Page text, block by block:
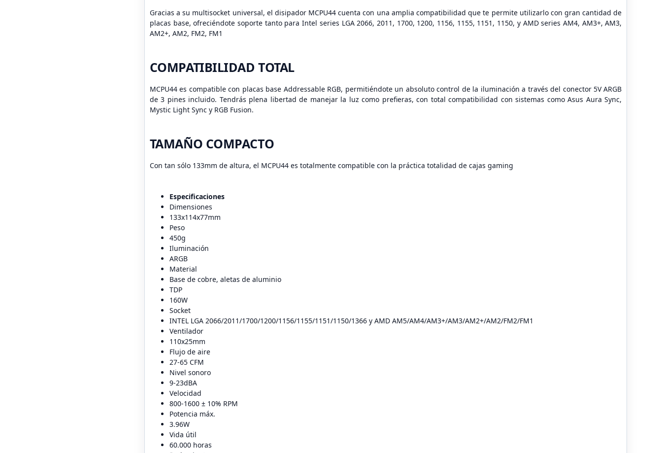
Gracias a su multisocket universal, el disipador MCPU44 cuenta con una amplia compatibilidad que te permite utilizarlo con gran cantidad de
placas base, ofreciéndote soporte tanto para Intel series LGA 2066, 2011, 1700, 1200, 1156, 1155, 1151, 1150, y AMD series AM4, AM3+, AM3,
AM2+, AM2, FM2, FM1
COMPATIBILIDAD TOTAL
MCPU44 es compatible con placas base Addressable RGB, permitiéndote un absoluto control de la iluminación a través del conector 5V ARGB
de 3 pines incluido. Tendrás plena libertad de manejar la luz como prefieras, con total compatibilidad con sistemas como Asus Aura Sync,
Mystic Light Sync y RGB Fusion.
TAMAÑO COMPACTO
Con tan sólo 133mm de altura, el MCPU44 es totalmente compatible con la práctica totalidad de cajas gaming
Especificaciones
Dimensiones
133x114x77mm
Peso
450g
Iluminación
ARGB
Material
Base de cobre, aletas de aluminio
TDP
160W
Socket
INTEL LGA 2066/2011/1700/1200/1156/1155/1151/1150/1366 y AMD AM5/AM4/AM3+/AM3/AM2+/AM2/FM2/FM1
Ventilador
110x25mm
Flujo de aire
27-65 CFM
Nivel sonoro
9-23dBA
Velocidad
800-1600 ± 10% RPM
Potencia máx.
3.96W
Vida útil
60.000 horas